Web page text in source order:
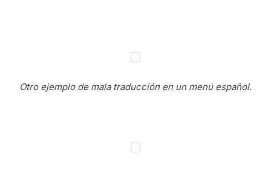
Otro ejemplo de mala traducción en un menú español.